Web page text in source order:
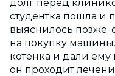
долг перед
студентка пошла и
выяснилось позже,
на покупку
котенка и дали ему
он проходит